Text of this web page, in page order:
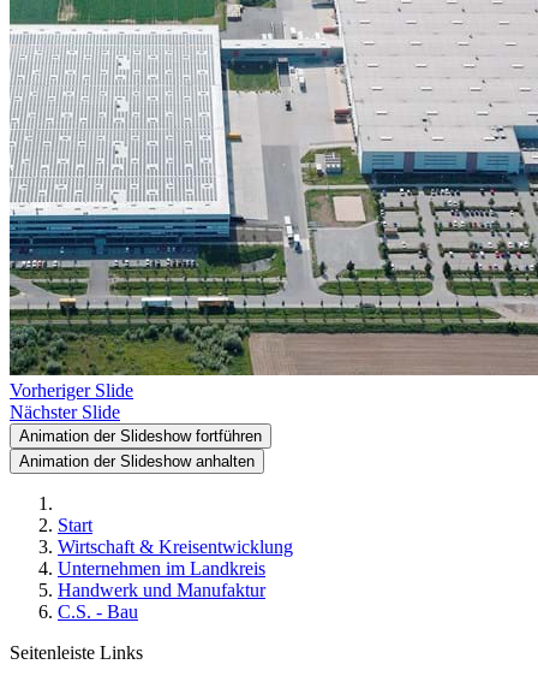
Vorheriger Slide
Nächster Slide
Animation der Slideshow fortführen
Animation der Slideshow anhalten
Start
Wirtschaft & Kreisentwicklung
Unternehmen im Landkreis
Handwerk und Manufaktur
C.S. - Bau
Seitenleiste Links